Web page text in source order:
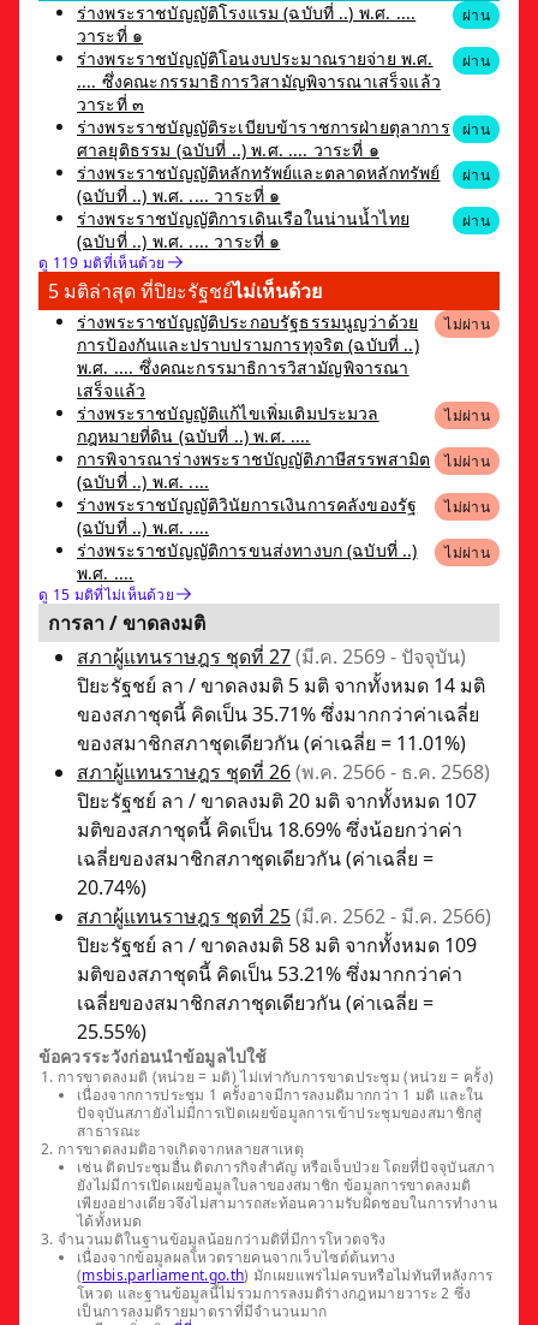
ร่างพระราชบัญญัติโรงแรม (ฉบับที่ ..) พ.ศ. ....
วาระที่ ๑
ผ่าน
ร่างพระราชบัญญัติโอนงบประมาณรายจ่าย พ.ศ.
.... ซึ่งคณะกรรมาธิการวิสามัญพิจารณาเสร็จแล้ว
วาระที่ ๓
ผ่าน
ร่างพระราชบัญญัติระเบียบข้าราชการฝ่ายตุลาการ
ศาลยุติธรรม (ฉบับที่ ..) พ.ศ. .... วาระที่ ๑
ผ่าน
ร่างพระราชบัญญัติหลักทรัพย์และตลาดหลักทรัพย์
(ฉบับที่ ..) พ.ศ. .... วาระที่ ๑
ผ่าน
ร่างพระราชบัญญัติการเดินเรือในน่านน้ำไทย
(ฉบับที่ ..) พ.ศ. .... วาระที่ ๑
ผ่าน
ดู 119 มติที่เห็นด้วย
5 มติล่าสุด ที่ปิยะรัฐชย์ไม่เห็นด้วย
ร่างพระราชบัญญัติประกอบรัฐธรรมนูญว่าด้วย
การป้องกันและปราบปรามการทุจริต (ฉบับที่ ..)
พ.ศ. .... ซึ่งคณะกรรมาธิการวิสามัญพิจารณา
เสร็จแล้ว
ไม่ผ่าน
ร่างพระราชบัญญัติแก้ไขเพิ่มเติมประมวล
กฎหมายที่ดิน (ฉบับที่ ..) พ.ศ. ....
ไม่ผ่าน
การพิจารณาร่างพระราชบัญญัติภาษีสรรพสามิต
(ฉบับที่ ..) พ.ศ. ....
ไม่ผ่าน
ร่างพระราชบัญญัติวินัยการเงินการคลังของรัฐ
(ฉบับที่ ..) พ.ศ. ....
ไม่ผ่าน
ร่างพระราชบัญญัติการขนส่งทางบก (ฉบับที่ ..)
พ.ศ. ....
ไม่ผ่าน
ดู 15 มติที่ไม่เห็นด้วย
การลา / ขาดลงมติ
สภาผู้แทนราษฎร ชุดที่ 27(มี.ค. 2569 - ปัจจุบัน)
ปิยะรัฐชย์ ลา / ขาดลงมติ 5 มติ จากทั้งหมด 14 มติ
ของสภาชุดนี้ คิดเป็น 35.71% ซึ่งมากกว่าค่าเฉลี่ย
ของสมาชิกสภาชุดเดียวกัน (ค่าเฉลี่ย = 11.01%)
สภาผู้แทนราษฎร ชุดที่ 26(พ.ค. 2566 - ธ.ค. 2568)
ปิยะรัฐชย์ ลา / ขาดลงมติ 20 มติ จากทั้งหมด 107
มติของสภาชุดนี้ คิดเป็น 18.69% ซึ่งน้อยกว่าค่า
เฉลี่ยของสมาชิกสภาชุดเดียวกัน (ค่าเฉลี่ย =
20.74%)
สภาผู้แทนราษฎร ชุดที่ 25(มี.ค. 2562 - มี.ค. 2566)
ปิยะรัฐชย์ ลา / ขาดลงมติ 58 มติ จากทั้งหมด 109
มติของสภาชุดนี้ คิดเป็น 53.21% ซึ่งมากกว่าค่า
เฉลี่ยของสมาชิกสภาชุดเดียวกัน (ค่าเฉลี่ย =
25.55%)
ข้อควรระวังก่อนนำข้อมูลไปใช้
การขาดลงมติ (หน่วย = มติ) ไม่เท่ากับการขาดประชุม (หน่วย = ครั้ง)
เนื่องจากการประชุม 1 ครั้งอาจมีการลงมติมากกว่า 1 มติ และใน
ปัจจุบันสภายังไม่มีการเปิดเผยข้อมูลการเข้าประชุมของสมาชิกสู่
สาธารณะ
การขาดลงมติอาจเกิดจากหลายสาเหตุ
เช่น ติดประชุมอื่น ติดภารกิจสำคัญ หรือเจ็บป่วย โดยที่ปัจจุบันสภา
ยังไม่มีการเปิดเผยข้อมูลใบลาของสมาชิก ข้อมูลการขาดลงมติ
เพียงอย่างเดียวจึงไม่สามารถสะท้อนความรับผิดชอบในการทำงาน
ได้ทั้งหมด
จำนวนมติในฐานข้อมูลน้อยกว่ามติที่มีการโหวตจริง
เนื่องจากข้อมูลผลโหวตรายคนจากเว็บไซต์ต้นทาง
(msbis.parliament.go.th) มักเผยแพร่ไม่ครบหรือไม่ทันทีหลังการ
โหวต และฐานข้อมูลนี้ไม่รวมการลงมติร่างกฎหมายวาระ 2 ซึ่ง
เป็นการลงมติรายมาตราที่มีจำนวนมาก